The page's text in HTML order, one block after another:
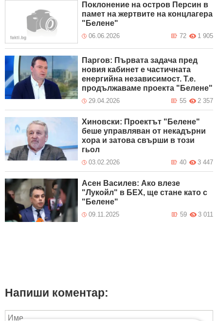
Поклонение на остров Персин в
памет на жертвите на концлагера
"Белене"
06.06.2026 1 905
72
Паргов: Първата задача пред
новия кабинет е частичната
енергийна независимост. Т.е.
продължаваме проекта "Белене"
29.04.2026 2 357
55
Хиновски: Проектът "Белене"
беше управляван от некадърни
хора и затова свърши в този
гьол
03.02.2026 3 447
40
Асен Василев: Ако влезе
"Лукойл" в БЕХ, ще стане като с
"Белене"
09.11.2025 3 011
59
Напиши коментар: